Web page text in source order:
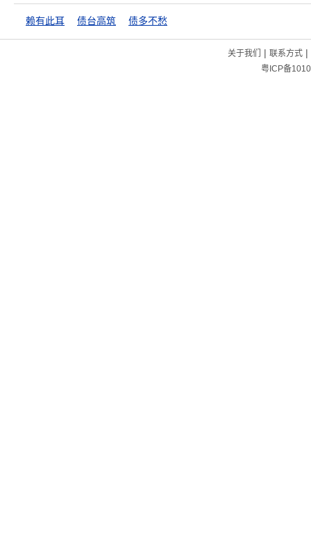
赖有此耳 债台高筑 债多不愁
关于我们 | 联系方式|
粤ICP备